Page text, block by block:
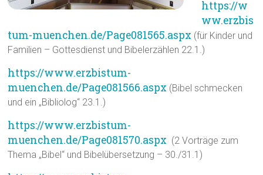
https://w
ww.erzbis
tum-muenchen.de/Page081565.aspx (für Kinder und
Familien – Gottesdienst und Bibelerzählen 22.1.)
https://www.erzbistum-
muenchen.de/Page081566.aspx (Bibel schmecken
und ein „Bibliolog“ 23.1.)
https://www.erzbistum-
muenchen.de/Page081570.aspx (2 Vorträge zum
Thema „Bibel“ und Bibelübersetzung – 30./31.1)